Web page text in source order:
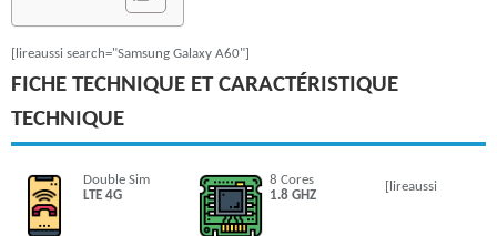
[lireaussi search="Samsung Galaxy A60"]
FICHE TECHNIQUE ET CARACTÉRISTIQUE
TECHNIQUE
Double Sim
LTE 4G
8 Cores
1.8 GHZ
[lireaussi